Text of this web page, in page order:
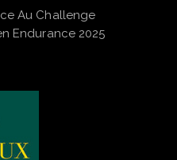
Au Challenge
Endurance 2025